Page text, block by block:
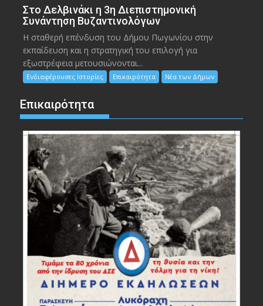
Στο Δελβινάκι η 3η Διεπιστημονική
Συνάντηση Βυζαντινολόγων
Η σταθερή επένδυση του Δήμου Πωγωνίου στην
εκπαίδευση και η στρατηγική του επιλογή για
εξωστρέφεια μετουσιώνονται...
Ενδιαφέρουσες Ιστορίες Επικαιρότητα Νέα των Δήμων
Επικαιρότητα